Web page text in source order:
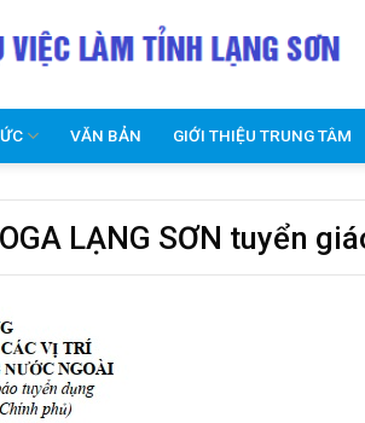
VĂN BẢN GIỚI THIỆU TRUNG TÂM
LẠNG SƠN tuyển